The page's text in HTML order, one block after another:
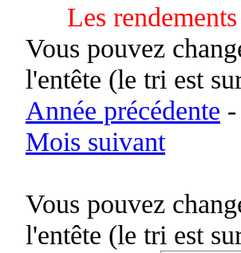
Les
Vous pouvez
l'entête (le tri est
Année précédente -
Mois suivant
Vous pouvez
l'entête (le tri est